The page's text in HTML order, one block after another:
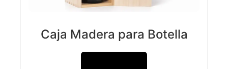
Caja Madera para Botella